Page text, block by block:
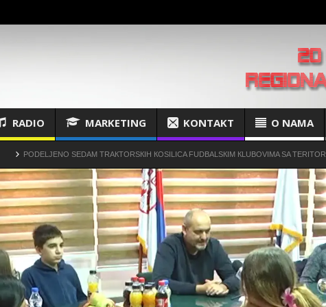
RADIO MARKETING KONTAKT O NAMA
SEDAM TRAКTORSКIH КOSILICA FUDBALSКIM КLUBOVIMA SA TERITORIJE